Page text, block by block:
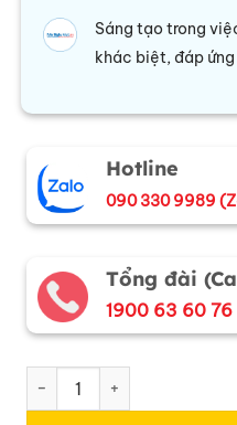
Sáng tạo trong
khác biệt, đáp
Hotline
090 330 9989
Tổng đài
1900 63 60 76
Tranh sơn mài bữa tiệc ly